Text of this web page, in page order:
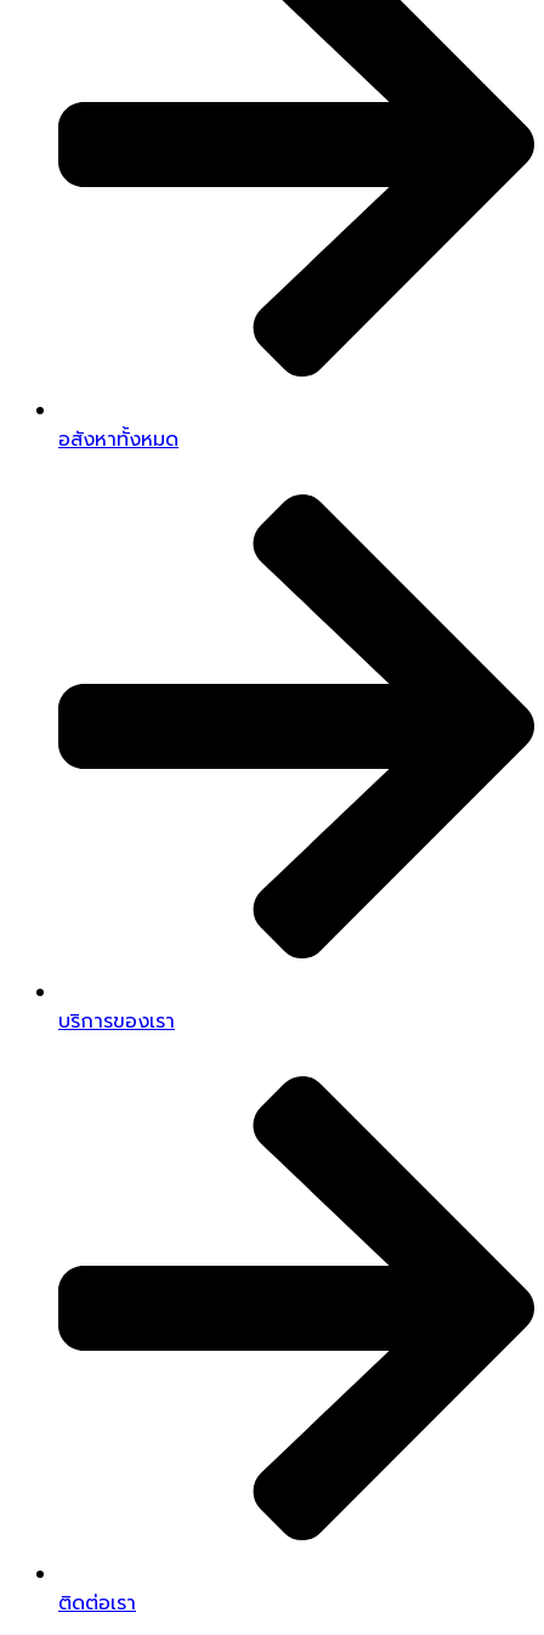
อสังหาทั้งหมด
บริการของเรา
ติดต่อเรา